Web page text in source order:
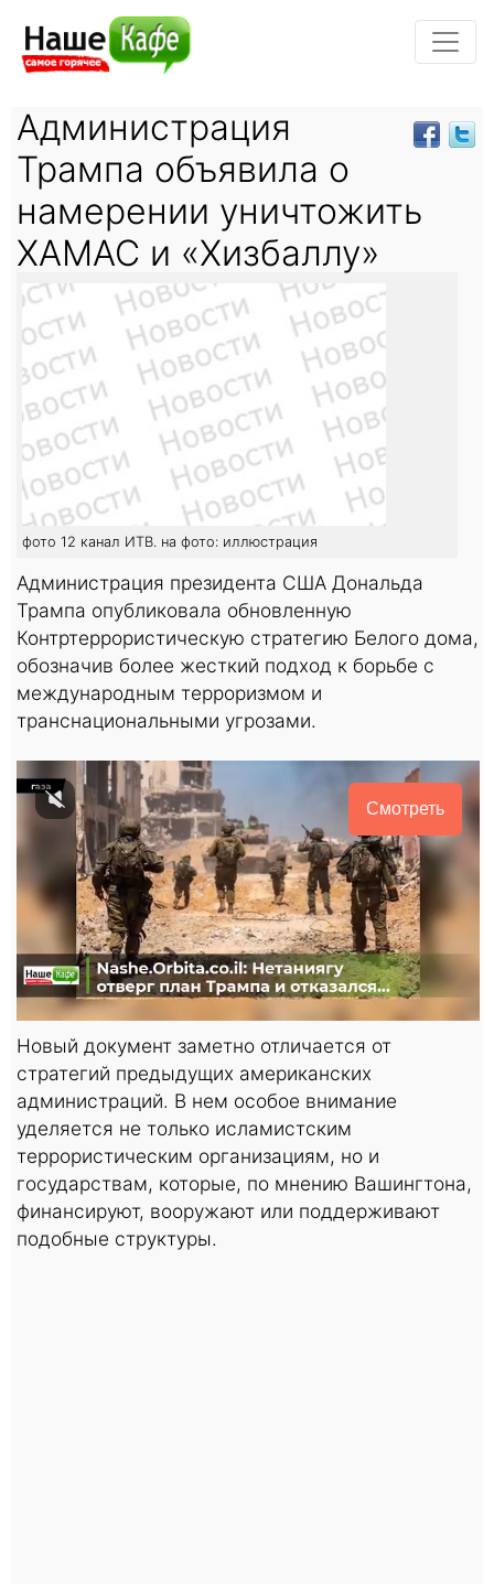
Администрация
Трампа объявила о
намерении уничтожить
ХАМАС и «Хизбаллу»
фото 12 канал ИТВ. на фото: иллюстрация
Администрация президента США Дональда
Трампа опубликовала обновленную
Контртеррористическую стратегию Белого дома,
обозначив более жесткий подход к борьбе с
международным терроризмом и
транснациональными угрозами.
Смотреть
Новый документ заметно отличается от
стратегий предыдущих американских
администраций. В нем особое внимание
уделяется не только исламистским
террористическим организациям, но и
государствам, которые, по мнению Вашингтона,
финансируют, вооружают или поддерживают
подобные структуры.